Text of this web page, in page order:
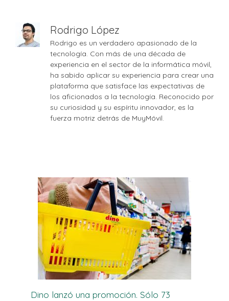
Rodrigo López
Rodrigo es un verdadero apasionado de la
tecnología. Con más de una década de
experiencia en el sector de la informática móvil,
ha sabido aplicar su experiencia para crear una
plataforma que satisface las expectativas de
los aficionados a la tecnología. Reconocido por
su curiosidad y su espíritu innovador, es la
fuerza motriz detrás de MuyMóvil.
Dino lanzó una promoción. Sólo 73